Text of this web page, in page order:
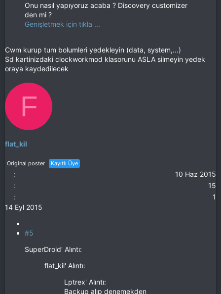
Onu nasıl yapıyoruz acaba ? Discovery customizer
den mi ?
Genişletmek için tıkla ...
Cwm kurup tum bolumleri yedekleyin (data, system,...)
Sd kartinizdaki clockworkmod klasorunu ASLA silmeyin yedek
oraya kaydedilecek
F
flat_kil
Original poster Kayıtlı Üye
10 Haz 2015
15
1
14 Eyl 2015
#5
SuperDroid' Alıntı:
flat_kil' Alıntı:
Lptrex' Alıntı:
Backup alıp denemekden